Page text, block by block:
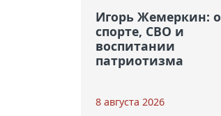
Игорь Жемеркин: о
спорте, СВО и
воспитании
патриотизма
8 августа 2026